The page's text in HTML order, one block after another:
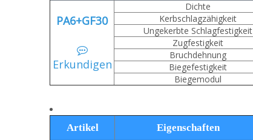
PA6+GF30

Erkundigen
Dichte
Kerbschlagzähigkeit
Ungekerbte Schlagfestigkeit
Zugfestigkeit
Bruchdehnung
Biegefestigkeit
Biegemodul
Artikel Eigenschaften